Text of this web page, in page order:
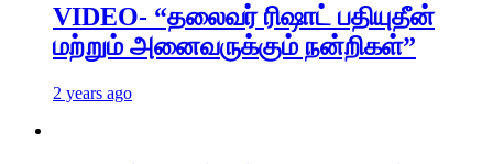
VIDEO- “தலைவர் ரிஷாட் பதியுதீன்
மற்றும் அனைவருக்கும் நன்றிகள்”
2 years ago